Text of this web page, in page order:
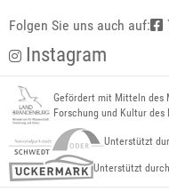
Folgen Sie uns auch auf:
Instagram
Gefördert mit Mitteln des
Forschung und Kultur des
Unterstützt
Unterstützt